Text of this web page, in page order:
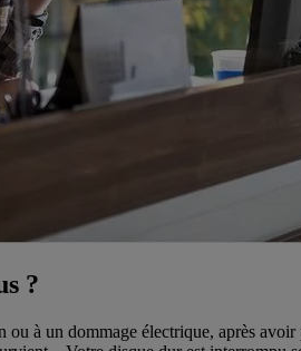
?
ou à un dommage électrique, après